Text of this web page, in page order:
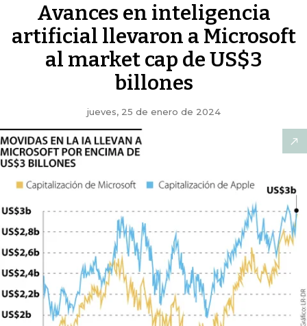
Avances en inteligencia
artificial llevaron a Microsoft
al market cap de US$3
billones
jueves, 25 de enero de 2024